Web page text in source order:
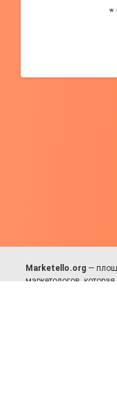
Marketello.org —
маркетологов,